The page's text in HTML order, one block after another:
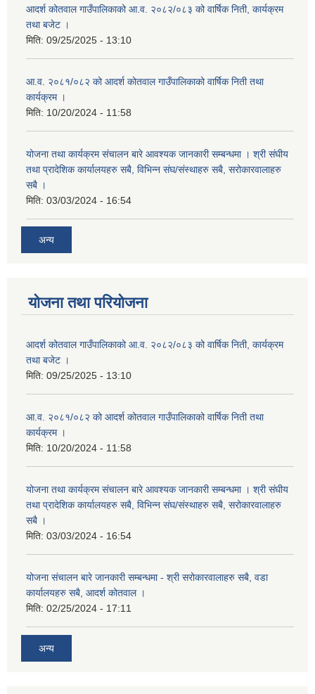
आदर्श कोतवाल गाउँपालिकाको आ.व. २०८२/०८३ को वार्षिक निती, कार्यक्रम
तथा बजेट ।
मिति: 09/25/2025 - 13:10
आ.व. २०८१/०८२ को आदर्श कोतवाल गाउँपालिकाको वार्षिक निती तथा
कार्यक्रम ।
मिति: 10/20/2024 - 11:58
योजना तथा कार्यक्रम संचालन बारे आवश्यक जानकारी सम्बन्धमा । श्री संघीय
तथा प्रादेशिक कार्यालयहरु सबै, विभिन्‍न संघ/संस्थाहरु सबै, सरोकारवालाहरु
सबै ।
मिति: 03/03/2024 - 16:54
अन्य
योजना तथा परियोजना
आदर्श कोतवाल गाउँपालिकाको आ.व. २०८२/०८३ को वार्षिक निती, कार्यक्रम
तथा बजेट ।
मिति: 09/25/2025 - 13:10
आ.व. २०८१/०८२ को आदर्श कोतवाल गाउँपालिकाको वार्षिक निती तथा
कार्यक्रम ।
मिति: 10/20/2024 - 11:58
योजना तथा कार्यक्रम संचालन बारे आवश्यक जानकारी सम्बन्धमा । श्री संघीय
तथा प्रादेशिक कार्यालयहरु सबै, विभिन्‍न संघ/संस्थाहरु सबै, सरोकारवालाहरु
सबै ।
मिति: 03/03/2024 - 16:54
योजना संचालन बारे जानकारी सम्बन्धमा - श्री सरोकारवालाहरु सबै, वडा
कार्यालयहरु सबै, आदर्श कोतवाल ।
मिति: 02/25/2024 - 17:11
अन्य